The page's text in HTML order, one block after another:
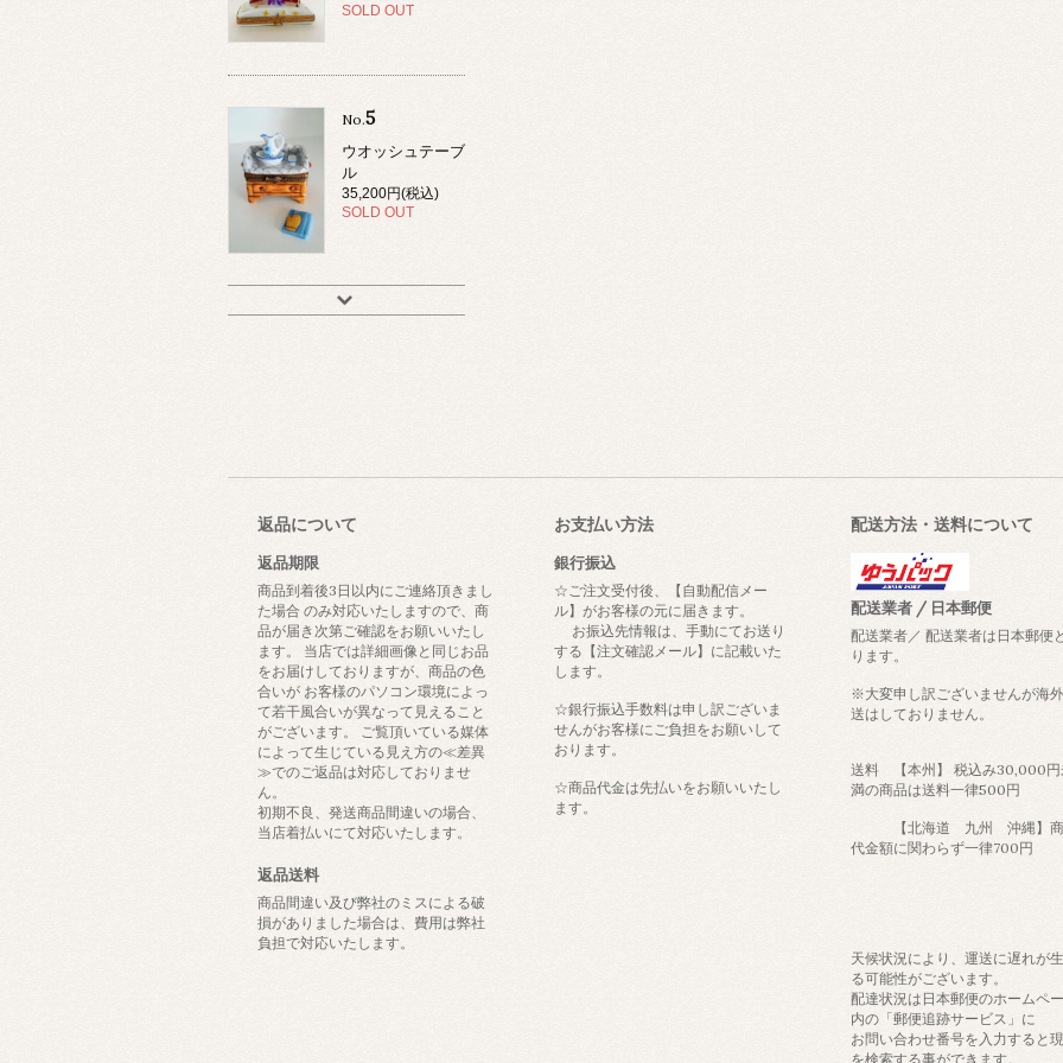
SOLD OUT
No.5
ウオッシュテーブ
ル
35,200円(税込)
SOLD OUT
返品について
返品期限
商品到着後3日以内にご連絡頂きまし
た場合 のみ対応いたしますので、商
品が届き次第ご確認をお願いいたし
ます。 当店では詳細画像と同じお品
をお届けしておりますが、商品の色
合いが お客様のパソコン環境によっ
て若干風合いが異なって見えること
がございます。 ご覧頂いている媒体
によって生じている見え方の≪差異
≫でのご返品は対応しておりませ
ん。
初期不良、発送商品間違いの場合、
当店着払いにて対応いたします。
返品送料
商品間違い及び弊社のミスによる破
損がありました場合は、費用は弊社
負担で対応いたします。
お支払い方法
銀行振込
☆ご注文受付後、【自動配信メー
ル】がお客様の元に届きます。
お振込先情報は、手動にてお送り
する【注文確認メール】に記載いた
します。
☆銀行振込手数料は申し訳ございま
せんがお客様にご負担をお願いして
おります。
☆商品代金は先払いをお願いいたし
ます。
配送方法・送料について
配送業者 / 日本郵便
配送業者／ 配送業者は日本郵便
ります。
※大変申し訳ございませんが海
送はしておりません。
送料 【本州】 税込み30,000円
満の商品は送料一律500円
【北海道 九州 沖縄】商
代金額に関わらず一律700円
天候状況により、運送に遅れが
る可能性がございます。
配達状況は日本郵便のホームペ
内の「郵便追跡サービス」に
お問い合わせ番号を入力すると
を検索する事ができます。